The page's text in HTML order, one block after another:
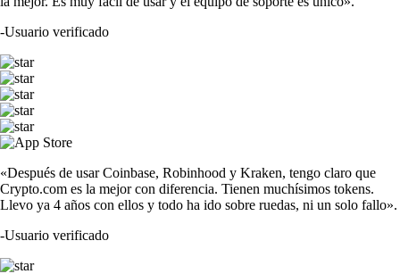
-Usuario verificado
«Después de usar Coinbase, Robinhood y Kraken, tengo claro que
Crypto.com es la mejor con diferencia. Tienen muchísimos tokens.
Llevo ya 4 años con ellos y todo ha ido sobre ruedas, ni un solo fallo».
-Usuario verificado